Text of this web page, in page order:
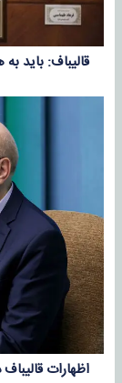
قالیباف: باید
اظهارات